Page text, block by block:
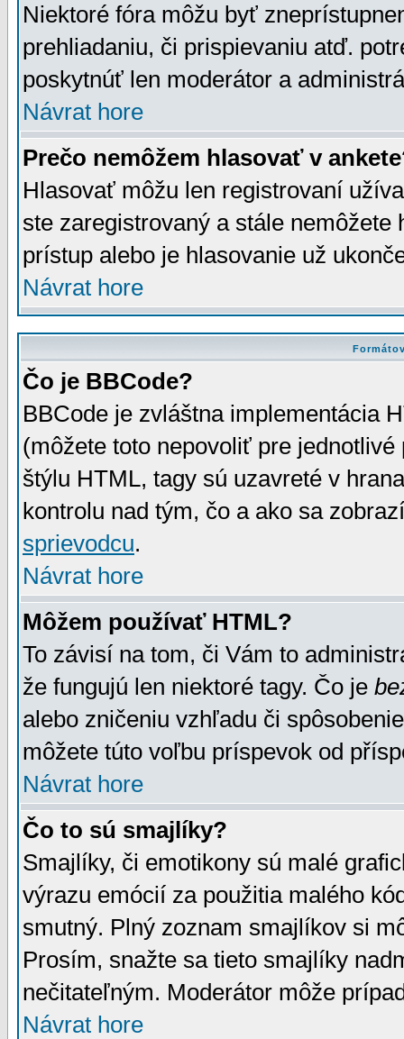
Niektoré fóra môžu byť
prehliadaniu, či prispievaniu atď.
poskytnúť len moderátor a
Návrat hore
Prečo nemôžem hlasovať v
Hlasovať môžu len registrovaní
ste zaregistrovaný a stále
prístup alebo je hlasovanie už
Návrat hore
Čo je BBCode?
BBCode je zvláštna implementácia
(môžete toto nepovoliť pre
štýlu HTML, tagy sú uzavreté v
kontrolu nad tým, čo a ako sa
sprievodcu.
Návrat hore
Môžem používať HTML?
To závisí na tom, či Vám to
že fungujú len niektoré tagy. Čo je
alebo zničeniu vzhľadu či
môžete túto voľbu príspevok od
Návrat hore
Čo to sú smajlíky?
Smajlíky, či emotikony sú malé
výrazu emócií za použitia malého
smutný. Plný zoznam smajlíkov si
Prosím, snažte sa tieto smajlíky
nečitateľným. Moderátor môže
Návrat hore